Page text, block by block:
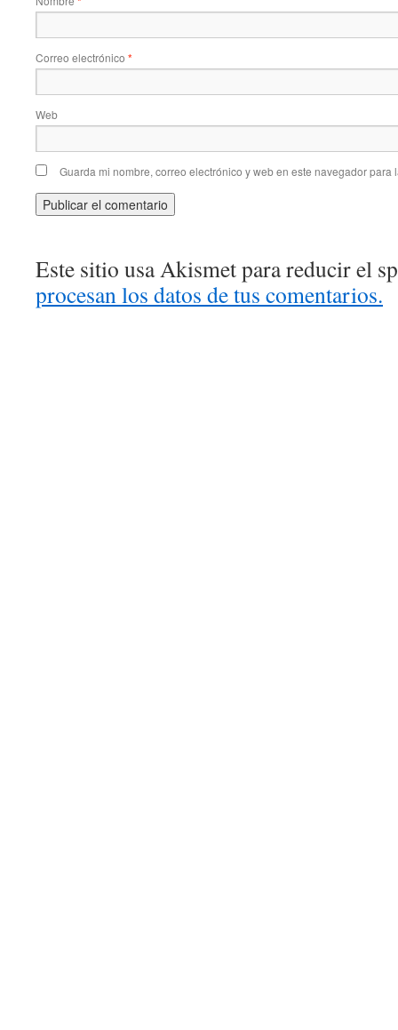
Correo electrónico *
Web
Guarda mi nombre, correo electrónico y web en este navegador para
Este sitio usa Akismet para reducir el
procesan los datos de tus comentarios.